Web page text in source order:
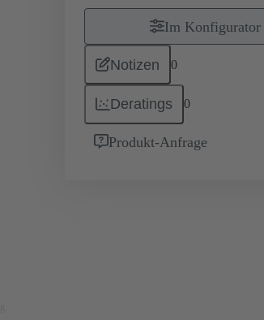
Im Konfigurator
Notizen 0
Deratings 0
Produkt-Anfrage